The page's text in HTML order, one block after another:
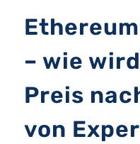
– wie
Preis
von